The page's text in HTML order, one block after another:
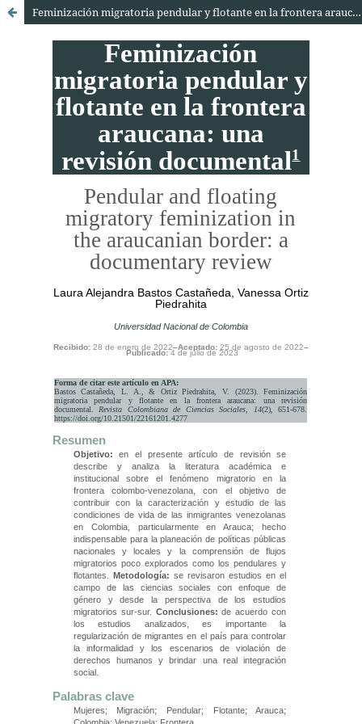
Feminización migratoria pendular y flotante en la frontera araucana: una revisión documental